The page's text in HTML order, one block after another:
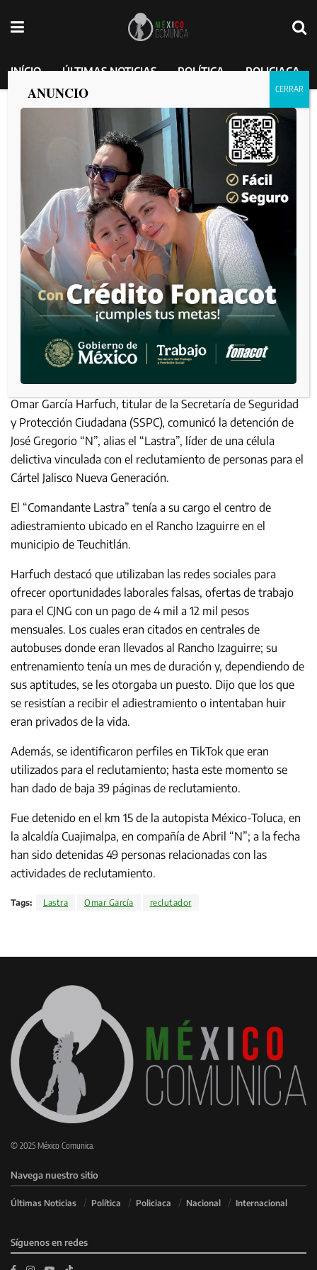
INÍCIO ÚLTIMAS NOTICIAS POLÍTICA POLICIACA
Harfuch informa detención del “Lastra”,
reclutador del Rancho en Teuchitlán.
por MEXICO COMUNICA 2025-03-24
Omar García Harfuch, titular de la Secretaría de Seguridad
y Protección Ciudadana (SSPC), comunicó la detención de
José Gregorio “N”, alias el “Lastra”, líder de una célula
delictiva vinculada con el reclutamiento de personas para el
Cártel Jalisco Nueva Generación.
El “Comandante Lastra” tenía a su cargo el centro de
adiestramiento ubicado en el Rancho Izaguirre en el
municipio de Teuchitlán.
Harfuch destacó que utilizaban las redes sociales para
ofrecer oportunidades laborales falsas, ofertas de trabajo
para el CJNG con un pago de 4 mil a 12 mil pesos
mensuales. Los cuales eran citados en centrales de
autobuses donde eran llevados al Rancho Izaguirre; su
entrenamiento tenía un mes de duración y, dependiendo de
sus aptitudes, se les otorgaba un puesto. Dijo que los que
se resistían a recibir el adiestramiento o intentaban huir
eran privados de la vida.
Además, se identificaron perfiles en TikTok que eran
utilizados para el reclutamiento; hasta este momento se
han dado de baja 39 páginas de reclutamiento.
Fue detenido en el km 15 de la autopista México-Toluca, en
la alcaldía Cuajimalpa, en compañía de Abril “N”; a la fecha
han sido detenidas 49 personas relacionadas con las
actividades de reclutamiento.
Tags: Lastra Omar García reclutador
© 2025 México Comunica.
Navega nuestro sitio
Últimas Noticias Política Policiaca Nacional Internacional
Síguenos en redes
ANUNCIO